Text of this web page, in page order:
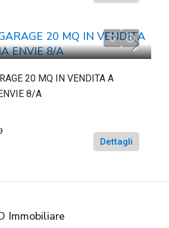
20 MQ IN VENDITA A
8/A
Dettagli
Immobiliare